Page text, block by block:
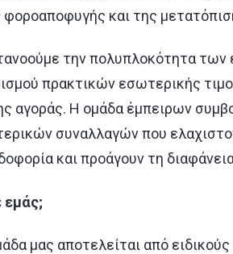
και της
την πολυπλοκότητα
πρακτικών εσωτερικής
αγοράς. Η ομάδα έμπειρων
συναλλαγών που
και προάγουν τη
εμάς;
μας αποτελείται από